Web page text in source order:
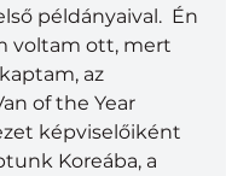
példányaival.  Én
voltam ott, mert
az
of the Year
képviselőiként
Koreába, a